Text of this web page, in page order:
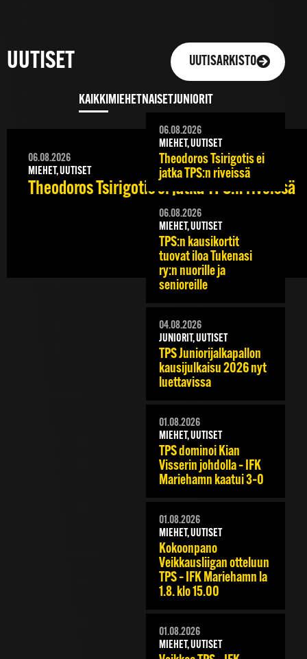
UUTISET UUTISARKISTO
KAIKKIMIEHET NAISETJUNIORIT
06.08.2026
MIEHET, UUTISET
Theodoros Tsirigotis ei jatka TPS:n riveissä
06.08.2026
MIEHET, UUTISET
Theodoros Tsirigotis ei
jatka TPS:n riveissä
06.08.2026
MIEHET, UUTISET
TPS:n kausikortit
tuovat iloa Tukenasi
ry:n nuorille ja
senioreille
04.08.2026
JUNIORIT, UUTISET
TPS Juniorijalkapallon
kausijulkaisu 2026 nyt
luettavissa
01.08.2026
MIEHET, UUTISET
TPS dominoi Kian
Visserin johdolla – IFK
Mariehamn kaatui 3–0
01.08.2026
MIEHET, UUTISET
Kokoonpano
Veikkausliigan otteluun
TPS – IFK Mariehamn la
1.8. klo 15.00
01.08.2026
MIEHET, UUTISET